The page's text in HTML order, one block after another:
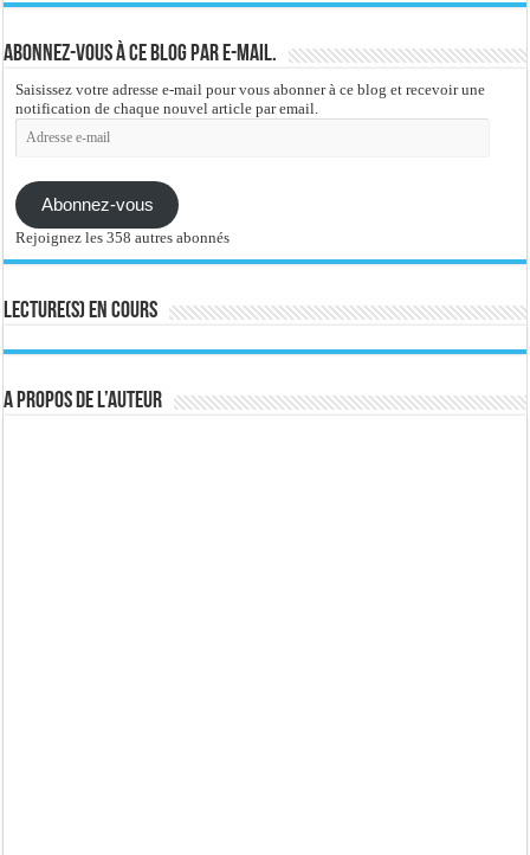
Abonnez-vous à ce blog par e-mail.
Saisissez votre adresse e-mail pour vous abonner à ce blog et recevoir une
notification de chaque nouvel article par email.
Adresse
e-
Abonnez-vous
Rejoignez les 358 autres abonnés
Lecture(s) en cours
A propos de l’auteur